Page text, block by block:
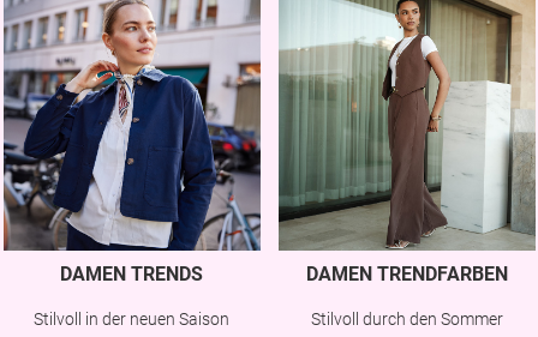
DAMEN TRENDS
Stilvoll in der neuen Saison
DAMEN TRENDFARBEN
Stilvoll durch den Sommer